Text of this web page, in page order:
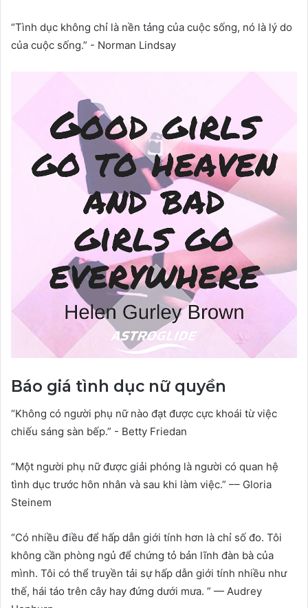
“Tình dục không chỉ là nền tảng của cuộc sống, nó là lý do
của cuộc sống.” - Norman Lindsay
Báo giá tình dục nữ quyền
“Không có người phụ nữ nào đạt được cực khoái từ việc
chiếu sáng sàn bếp.” - Betty Friedan
“Một người phụ nữ được giải phóng là người có quan hệ
tình dục trước hôn nhân và sau khi làm việc.” –– Gloria
Steinem
“Có nhiều điều để hấp dẫn giới tính hơn là chỉ số đo. Tôi
không cần phòng ngủ để chứng tỏ bản lĩnh đàn bà của
mình. Tôi có thể truyền tải sự hấp dẫn giới tính nhiều như
thế, hái táo trên cây hay đứng dưới mưa. ” — Audrey